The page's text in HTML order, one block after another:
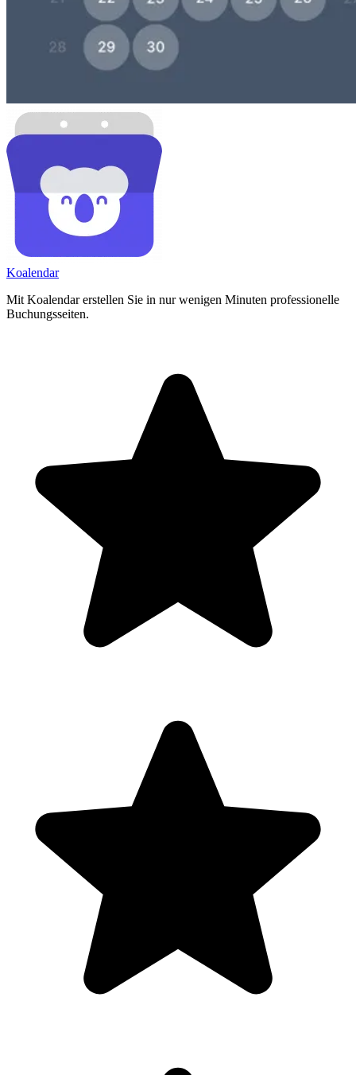
Koalendar
Mit Koalendar erstellen Sie in nur wenigen Minuten professionelle
Buchungsseiten.